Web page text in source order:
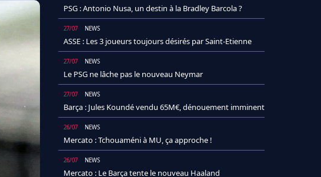
PSG : Antonio Nusa, un destin à la Bradley Barcola ?
27/07 NEWS
ASSE : Les 3 joueurs toujours désirés par Saint-Etienne
27/07 NEWS
Le PSG ne lâche pas le nouveau Neymar
27/07 NEWS
Barça : Jules Koundé vendu 65M€, dénouement imminent
26/07 NEWS
Mercato : Tchouaméni à MU, ça approche !
26/07 NEWS
Mercato : Le Barça tente le nouveau Haaland